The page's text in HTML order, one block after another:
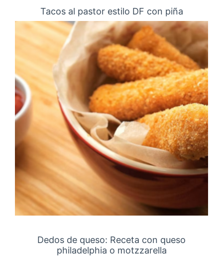
Tacos al pastor estilo DF con piña
Dedos de queso: Receta con queso
philadelphia o motzzarella